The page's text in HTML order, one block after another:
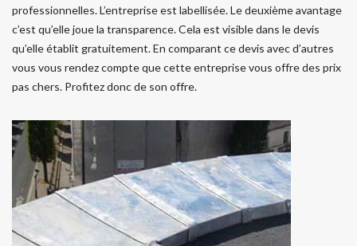
professionnelles. L’entreprise est labellisée. Le deuxième avantage
c’est qu’elle joue la transparence. Cela est visible dans le devis
qu’elle établit gratuitement. En comparant ce devis avec d’autres
vous vous rendez compte que cette entreprise vous offre des prix
pas chers. Profitez donc de son offre.